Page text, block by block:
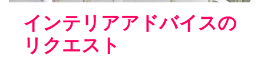
インテリアアドバイスの
リクエスト